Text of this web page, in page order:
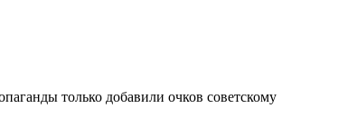
только добавили очков советскому